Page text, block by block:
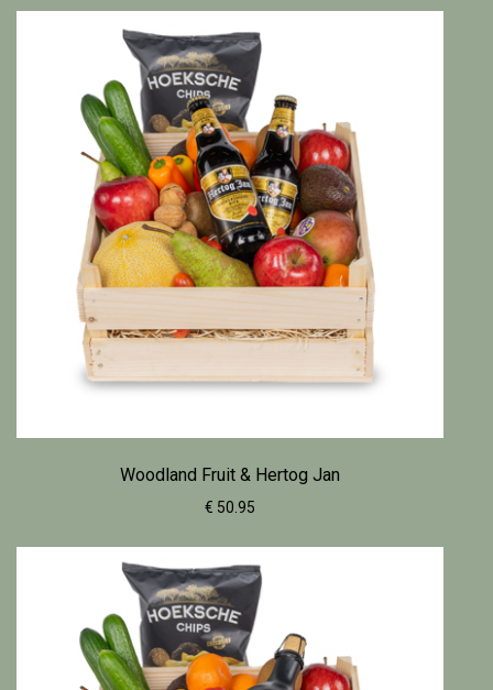
Woodland Fruit & Hertog Jan
€ 50.95